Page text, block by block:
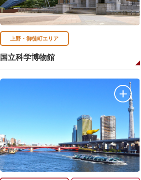
上野・御徒町エリア
国立科学博物館